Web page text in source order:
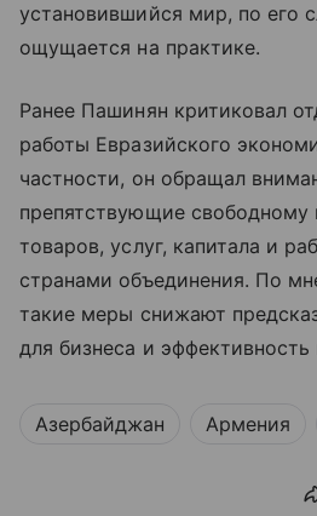
установившийся мир, по его
ощущается на практике.
Ранее Пашинян критиковал
работы Евразийского
частности, он обращал
препятствующие
товаров, услуг, капитала и
странами объединения. По
такие меры снижают
для бизнеса и эффективность
Азербайджан Армения